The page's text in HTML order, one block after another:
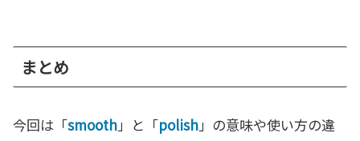
まとめ
今回は「smooth」と「polish」の意味や使い方の違